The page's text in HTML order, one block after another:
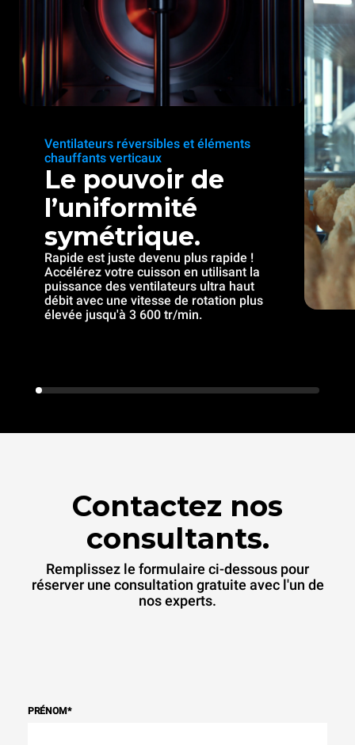
Ventilateurs réversibles et éléments
chauffants verticaux
Le pouvoir de
l’uniformité
symétrique.
Rapide est juste devenu plus rapide !
Accélérez votre cuisson en utilisant la
puissance des ventilateurs ultra haut
débit avec une vitesse de rotation plus
élevée jusqu'à 3 600 tr/min.
Contactez nos
consultants.
Remplissez le formulaire ci-dessous pour
réserver une consultation gratuite avec l'un de
nos experts.
PRÉNOM*